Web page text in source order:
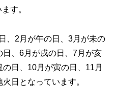
す。
、2月が午の日、3月が未の
日、6月が戌の日、7月が亥
日、10月が寅の日、11月
日となっています。